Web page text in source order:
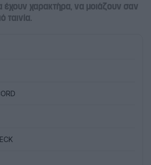
έχουν χαρακτήρα, να μοιάζουν σαν
ταινία.